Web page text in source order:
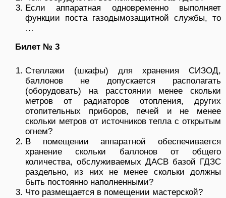
Если аппаратная одновременно выполняет
функции поста газодымозащитной службы, то
…
Билет № 3
Стеллажи (шкафы) для хранения СИЗОД,
баллонов не допускается располагать
(оборудовать) на расстоянии менее скольки
метров от радиаторов отопления, других
отопительных приборов, печей и не менее
скольки метров от источников тепла с открытым
огнем?
В помещении аппаратной обеспечивается
хранение скольки баллонов от общего
количества, обслуживаемых ДАСВ базой ГДЗС
раздельно, из них не менее скольки должны
быть постоянно наполненными?
Что размещается в помещении мастерской?